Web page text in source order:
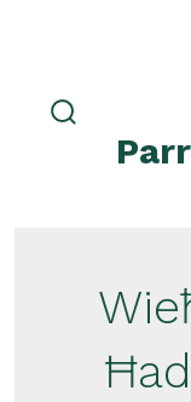
search
toggle